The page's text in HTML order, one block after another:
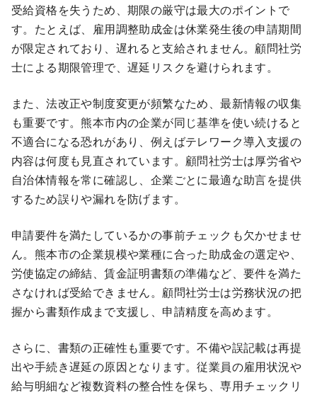
受給資格を失うため、期限の厳守は最大のポイントで
す。たとえば、雇用調整助成金は休業発生後の申請期間
が限定されており、遅れると支給されません。顧問社労
士による期限管理で、遅延リスクを避けられます。
また、法改正や制度変更が頻繁なため、最新情報の収集
も重要です。熊本市内の企業が同じ基準を使い続けると
不適合になる恐れがあり、例えばテレワーク導入支援の
内容は何度も見直されています。顧問社労士は厚労省や
自治体情報を常に確認し、企業ごとに最適な助言を提供
するため誤りや漏れを防げます。
申請要件を満たしているかの事前チェックも欠かせませ
ん。熊本市の企業規模や業種に合った助成金の選定や、
労使協定の締結、賃金証明書類の準備など、要件を満た
さなければ受給できません。顧問社労士は労務状況の把
握から書類作成まで支援し、申請精度を高めます。
さらに、書類の正確性も重要です。不備や誤記載は再提
出や手続き遅延の原因となります。従業員の雇用状況や
給与明細など複数資料の整合性を保ち、専用チェックリ